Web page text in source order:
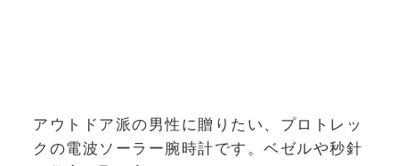
アウトドア派の男性に贈りたい、プロトレッ
クの電波ソーラー腕時計です。ベゼルや秒針